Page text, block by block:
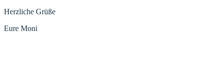
Herzliche Grüße
Eure Moni